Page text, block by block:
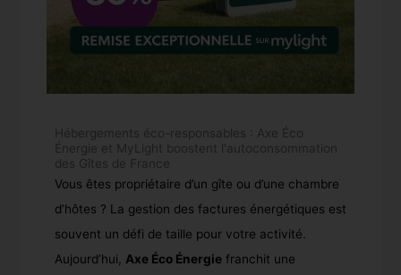
Hébergements éco-responsables : Axe Éco
Énergie et MyLight boostent l'autoconsommation
des Gîtes de France
Vous êtes propriétaire d’un gîte ou d’une chambre
d’hôtes ? La gestion des factures énergétiques est
souvent un défi de taille pour votre activité.
Aujourd’hui, Axe Éco Énergiefranchit une